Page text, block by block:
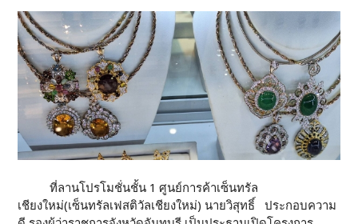
ที่ลานโปรโมชั่นชั้น 1 ศูนย์การค้าเซ็นทรัล
เชียงใหม่(เซ็นทรัลเฟสติวัลเชียงใหม่) นายวิสุทธิ์ ประกอบความ